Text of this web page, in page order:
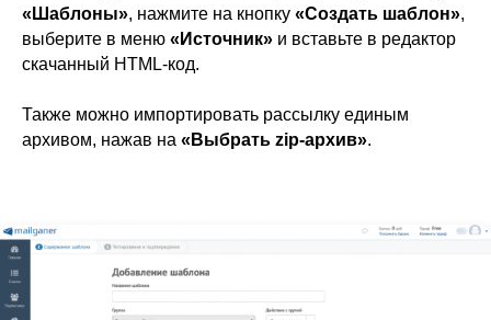
«Шаблоны», нажмите на кнопку «Создать шаблон»,
выберите в меню «Источник» и вставьте в редактор
скачанный HTML-код.
Также можно импортировать рассылку единым
архивом, нажав на «Выбрать zip-архив».